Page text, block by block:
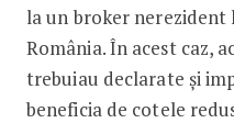
la un broker
România. În acest caz,
trebuiau declarate și
beneficia de cotele